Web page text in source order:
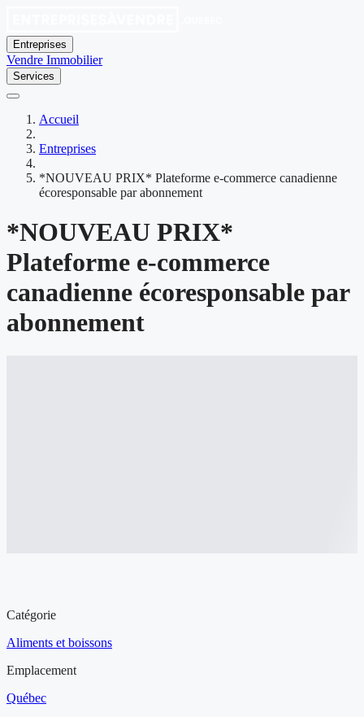
Entreprises
Vendre Immobilier
Services
Accueil
Entreprises
*NOUVEAU PRIX* Plateforme e-commerce canadienne
écoresponsable par abonnement
*NOUVEAU PRIX*
Plateforme e-commerce
canadienne écoresponsable par
abonnement
Catégorie
Aliments et boissons
Emplacement
Québec